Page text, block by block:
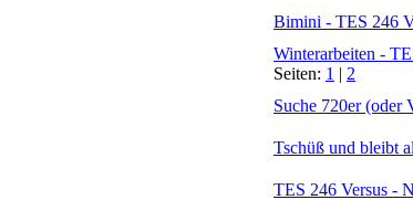
Bimini - TES 246
Winterarbeiten -
Seiten: 1 | 2
Suche 720er (oder
Tschüß und bleibt
TES 246 Versus -